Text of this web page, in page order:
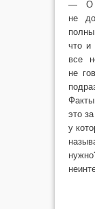
— О
не
что и
все
не
это
у